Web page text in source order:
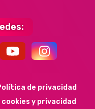
de privacidad
y privacidad